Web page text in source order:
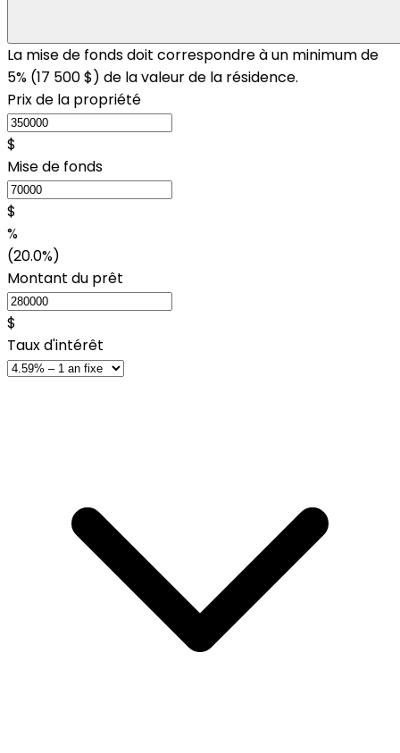
La mise de fonds doit correspondre à un minimum de
5% (17 500 $) de la valeur de la résidence.
Prix de la propriété
$
Mise de fonds
$
%
(20.0%)
Montant du prêt
$
Taux d'intérêt